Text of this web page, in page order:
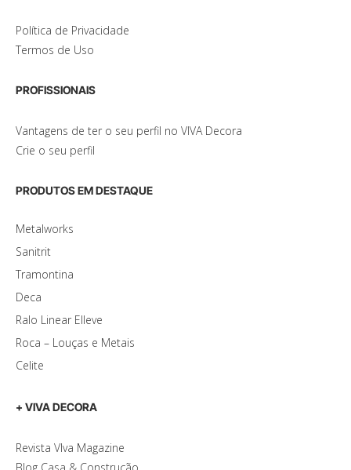
Política de Privacidade
Termos de Uso
PROFISSIONAIS
Vantagens de ter o seu perfil no VIVA Decora
Crie o seu perfil
PRODUTOS EM DESTAQUE
Metalworks
Sanitrit
Tramontina
Deca
Ralo Linear Elleve
Roca – Louças e Metais
Celite
+ VIVA DECORA
Revista VIva Magazine
Blog Casa & Construção